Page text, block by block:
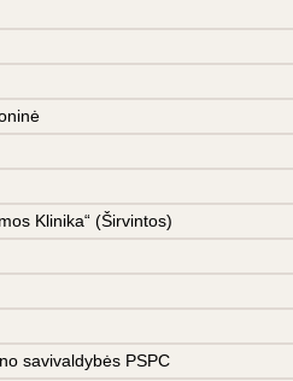
Klinika“ (Širvintos)
savivaldybės PSPC